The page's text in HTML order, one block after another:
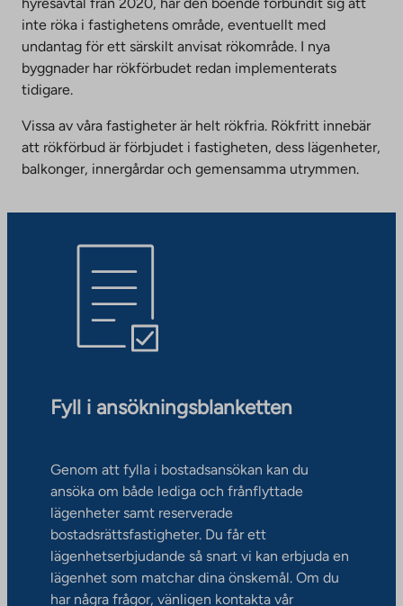
inte röka i fastighetens område, eventuellt med
undantag för ett särskilt anvisat rökområde. I nya
byggnader har rökförbudet redan implementerats
tidigare.
Vissa av våra fastigheter är helt rökfria. Rökfritt innebär
att rökförbud är förbjudet i fastigheten, dess lägenheter,
balkonger, innergårdar och gemensamma utrymmen.
Fyll i ansökningsblanketten
Genom att fylla i bostadsansökan kan du
ansöka om både lediga och frånflyttade
lägenheter samt reserverade
bostadsrättsfastigheter. Du får ett
lägenhetserbjudande så snart vi kan erbjuda en
lägenhet som matchar dina önskemål. Om du
har några frågor, vänligen kontakta vår